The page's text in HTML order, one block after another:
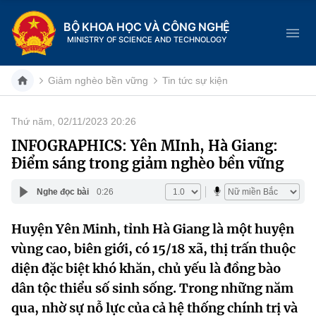
BỘ KHOA HỌC VÀ CÔNG NGHỆ
MINISTRY OF SCIENCE AND TECHNOLOGY
Danh mục
Trang chủ
Giới thiệu
Chức năng nhiệm vụ
Cơ cấu tổ chức
Lịch sử phát triển
Tin tức sự kiện
Khoa học và Công nghệ
Đổi mới sáng tạo
Dịch vụ công
Hệ thống văn bản
Giảm nghèo bền vững Tin tức sự kiện
Thứ năm, 02/11/2023 20:26
INFOGRAPHICS: Yên MInh, Hà Giang:
Điểm sáng trong giảm nghèo bền vững
Nghe đọc bài 0:26
Huyện Yên Minh, tỉnh Hà Giang là một huyện
vùng cao, biên giới, có 15/18 xã, thị trấn thuộc
diện đặc biệt khó khăn, chủ yếu là đồng bào
dân tộc thiểu số sinh sống. Trong những năm
qua, nhờ sự nỗ lực của cả hệ thống chính trị và